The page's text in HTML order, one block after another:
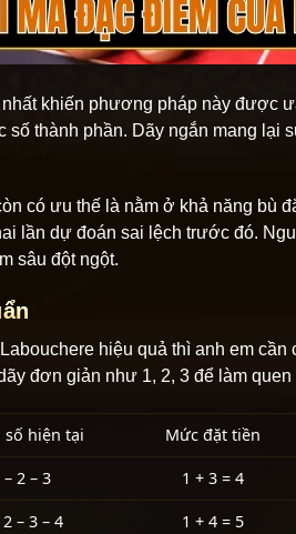
khiến phương pháp này được
số thành phần. Dãy ngắn mang lại
có ưu thế là nằm ở khả năng bù
lần dự đoán sai lệch trước đó.
sâu đột ngột.
hiệu quả thì anh em
đơn giản như 1, 2, 3 để làm quen
số hiện tại Mức đặt tiền
– 2 – 3 1 + 3 = 4
2 – 3 – 4 1 + 4 = 5